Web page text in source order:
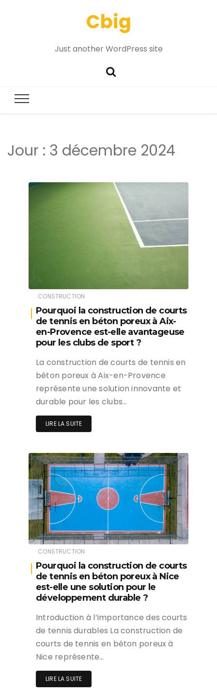
Cbig
Just another WordPress site
Jour : 3 décembre 2024
CONSTRUCTION
Pourquoi la construction de courts
de tennis en béton poreux à Aix-
en-Provence est-elle avantageuse
pour les clubs de sport ?
La construction de courts de tennis en
béton poreux à Aix-en-Provence
représente une solution innovante et
durable pour les clubs…
LIRE LA SUITE
CONSTRUCTION
Pourquoi la construction de courts
de tennis en béton poreux à Nice
est-elle une solution pour le
développement durable ?
Introduction à l’importance des courts
de tennis durables La construction de
courts de tennis en béton poreux à
Nice représente…
LIRE LA SUITE